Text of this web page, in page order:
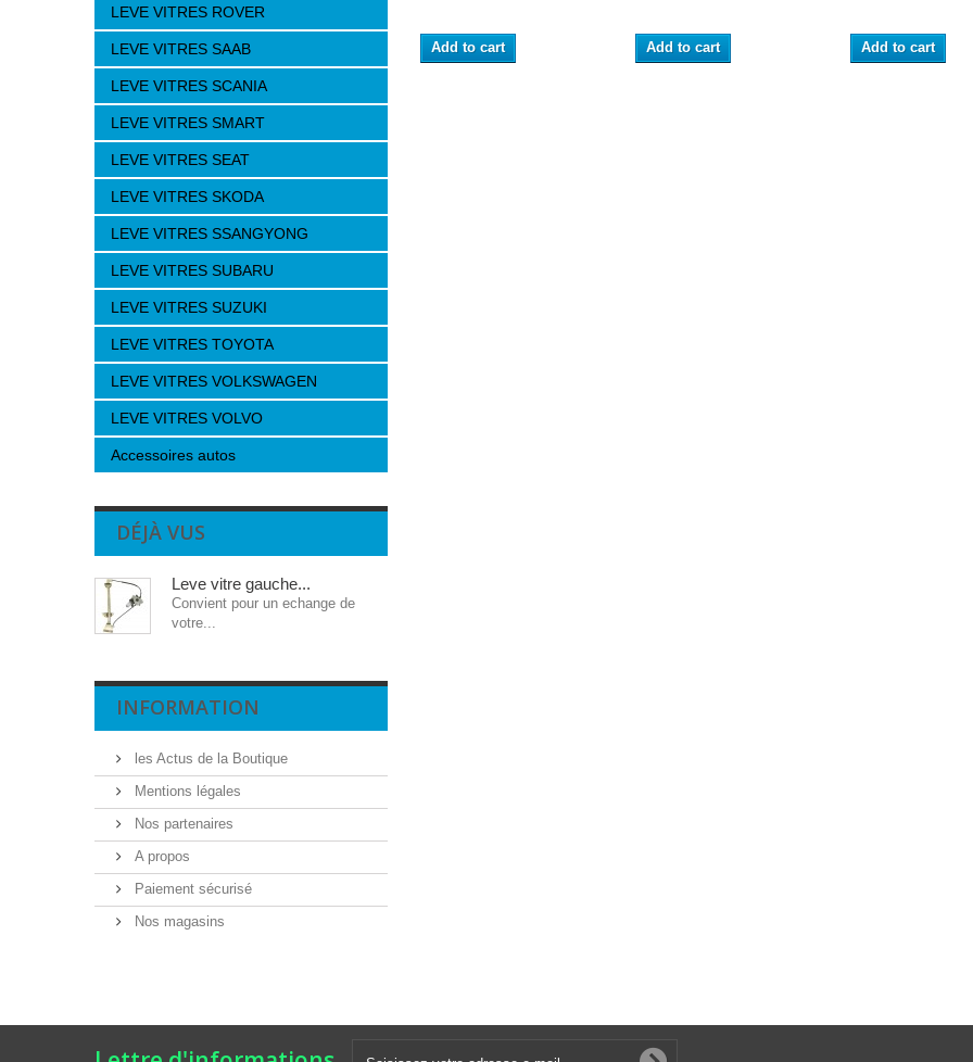
LEVE VITRES ROVER
LEVE VITRES SAAB
LEVE VITRES SCANIA
LEVE VITRES SMART
LEVE VITRES SEAT
LEVE VITRES SKODA
LEVE VITRES SSANGYONG
LEVE VITRES SUBARU
LEVE VITRES SUZUKI
LEVE VITRES TOYOTA
LEVE VITRES VOLKSWAGEN
LEVE VITRES VOLVO
Accessoires autos
DÉJÀ VUS
Leve vitre gauche...
Convient pour un echange de
votre...
INFORMATION
les Actus de la Boutique
Mentions légales
Nos partenaires
A propos
Paiement sécurisé
Nos magasins
Add to cart Add to cart Add to cart